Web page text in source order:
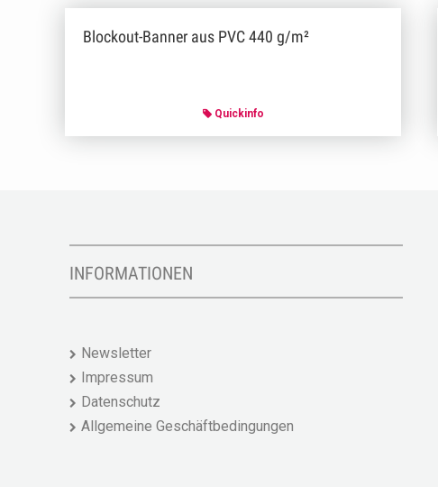
Blockout-Banner aus PVC 440 g/m²
Quickinfo
INFORMATIONEN
Newsletter
Impressum
Datenschutz
Allgemeine Geschäftbedingungen